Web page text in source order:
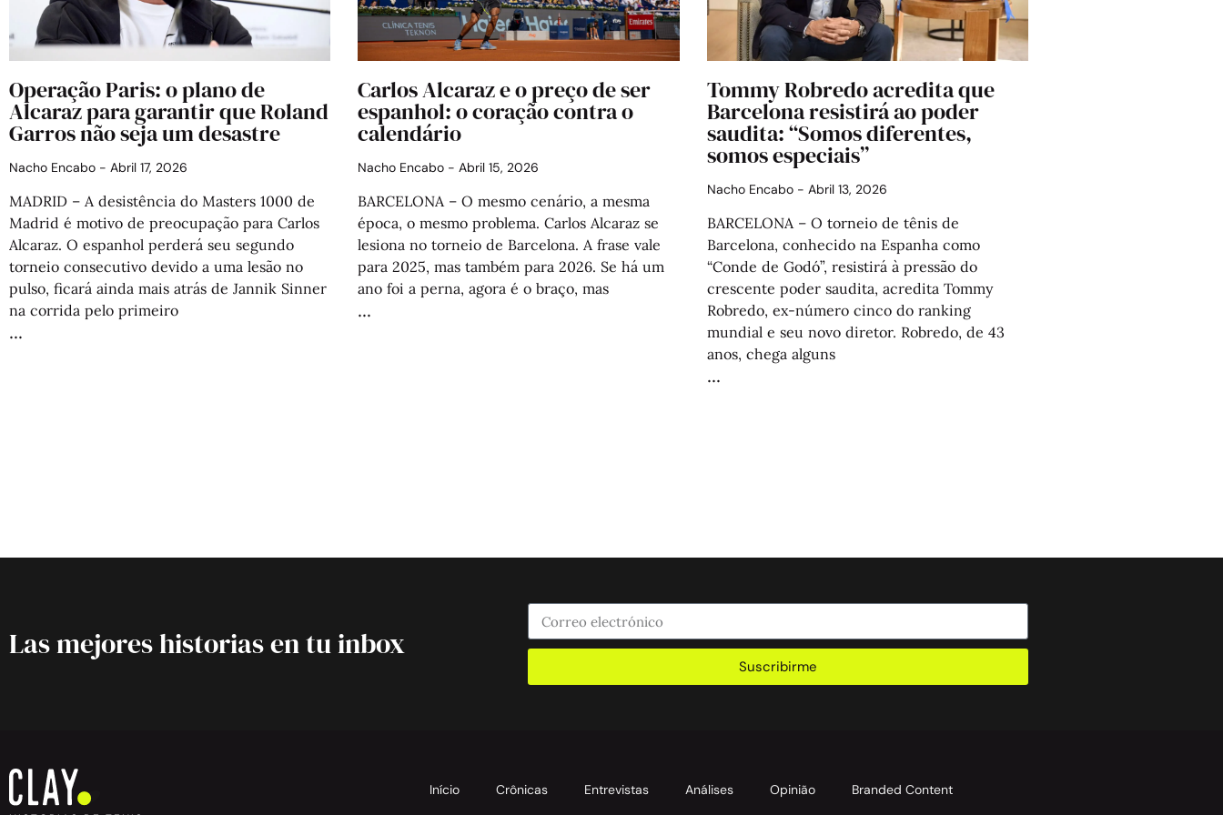
Operação Paris: o plano de
Alcaraz para garantir que Roland
Garros não seja um desastre
Nacho Encabo Abril 17, 2026
MADRID – A desistência do Masters 1000 de
Madrid é motivo de preocupação para Carlos
Alcaraz. O espanhol perderá seu segundo
torneio consecutivo devido a uma lesão no
pulso, ficará ainda mais atrás de Jannik Sinner
na corrida pelo primeiro
Carlos Alcaraz e o preço de ser
espanhol: o coração contra o
calendário
Nacho Encabo Abril 15, 2026
BARCELONA – O mesmo cenário, a mesma
época, o mesmo problema. Carlos Alcaraz se
lesiona no torneio de Barcelona. A frase vale
para 2025, mas também para 2026. Se há um
ano foi a perna, agora é o braço, mas
Tommy Robredo acredita que
Barcelona resistirá ao poder
saudita: “Somos diferentes,
somos especiais”
Nacho Encabo Abril 13, 2026
BARCELONA – O torneio de tênis de
Barcelona, conhecido na Espanha como
“Conde de Godó”, resistirá à pressão do
crescente poder saudita, acredita Tommy
Robredo, ex-número cinco do ranking
mundial e seu novo diretor. Robredo, de 43
anos, chega alguns
Las mejores historias en tu inbox
Suscribirme
Início Crônicas Entrevistas Análises Opinião Branded Content